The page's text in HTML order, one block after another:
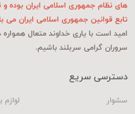
های نظام جمهوری اسلامی ایران بوده و
تابع قوانین جمهوری اسلامی ایران می
امید است با یاری خداوند متعال
سروران گرامی سربلند باشیم.
دسترسی سریع
سشوار